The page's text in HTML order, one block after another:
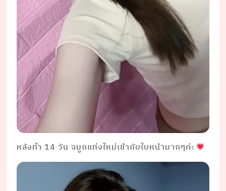
หลังทำ 14 วัน จมูกแท่งใหม่เข้ากับใบหน้ามากๆค่ะ